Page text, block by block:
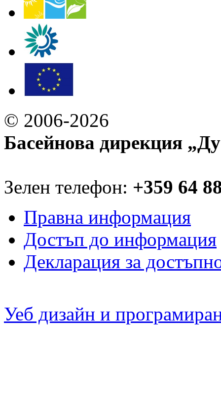
© 2006-2026
Басейнова дирекция
Зелен телефон: +359 64
Правна информация
Достъп до информация
Декларация за
Уеб дизайн и